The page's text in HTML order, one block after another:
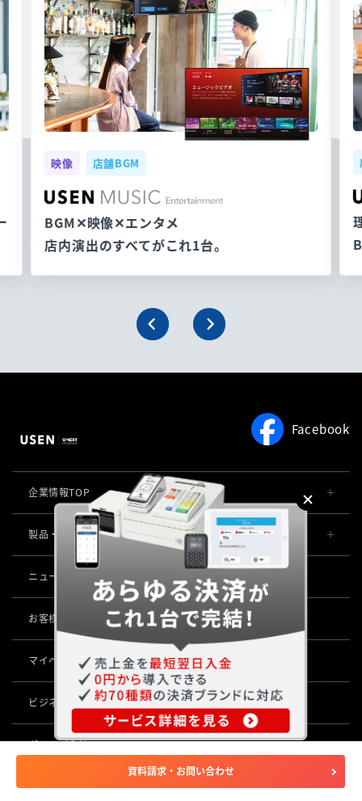
映像 店舗BGM
BGM✕映像✕エンタメ
店内演出のすべてがこれ1台。
資料請求・お問い合わせ
Facebook
企業情報TOP
会社概要・役員一覧
社長メッセージ
事業所一覧
店舗DX
数字で見るUSEN
製品・サービス一覧
POSレジ 他
USENセルフレジ
USENレジTAB BEAUTY
USENレジTAB STORE
USENレジTAB HEALTHCARE
勤怠管理「USEN スタッフシフト」
オーダーシステム
USEN Ticket & Pay
USEN ハンディ
USEN Mobile Order
USEN Tablet Order
USEN Order & Pay
キャッシュレス決済
USEN PAY
USEN PAY +
USEN PAY ENTRY
ロボティクス
KettyBot Pro（配膳）
PuduBot2（配膳）
BellaBot Pro（配膳）
集客・予約
USEN SMART RESERVE
導入事例
ニュース
お客様サポートサイト
マイページ（USEN MEMBERS）
ビジネスパートナー企業募集
グループ会社
USEN & U-NEXT GROUP
株式会社 U-NEXT HOLDINGS
登録商標